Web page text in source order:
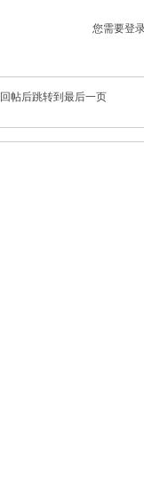
您需要登
回帖后跳转到最后一页